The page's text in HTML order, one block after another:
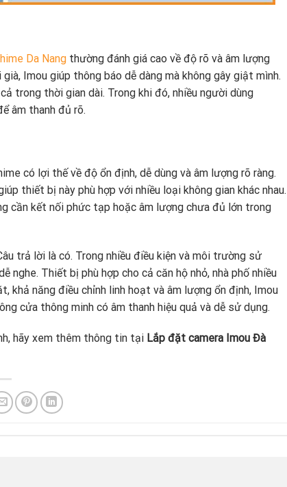
Da Nang thường đánh giá cao về độ rõ và âm lượng
Imou giúp thông báo dễ dàng mà không gây giật mình.
trong thời gian dài. Trong khi đó, nhiều người dùng
âm thanh đủ rõ.
có lợi thế về độ ổn định, dễ dùng và âm lượng rõ ràng.
thiết bị này phù hợp với nhiều loại không gian khác nhau.
cần kết nối phức tạp hoặc âm lượng chưa đủ lớn trong
trả lời là có. Trong nhiều điều kiện và môi trường sử
nghe. Thiết bị phù hợp cho cả căn hộ nhỏ, nhà phố nhiều
khả năng điều chỉnh linh hoạt và âm lượng ổn định, Imou
cửa thông minh có âm thanh hiệu quả và dễ sử dụng.
hãy xem thêm thông tin tại Lắp đặt camera Imou Đà